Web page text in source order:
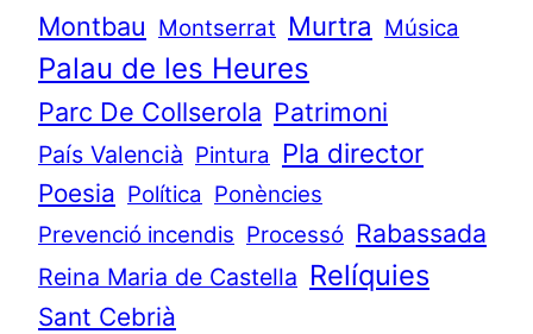
Montbau Montserrat Murtra Música
Palau de les Heures
Parc De Collserola Patrimoni
País Valencià Pintura Pla director
Poesia Política Ponències
Prevenció incendis Processó Rabassada
Reina Maria de Castella Relíquies
Sant Cebrià